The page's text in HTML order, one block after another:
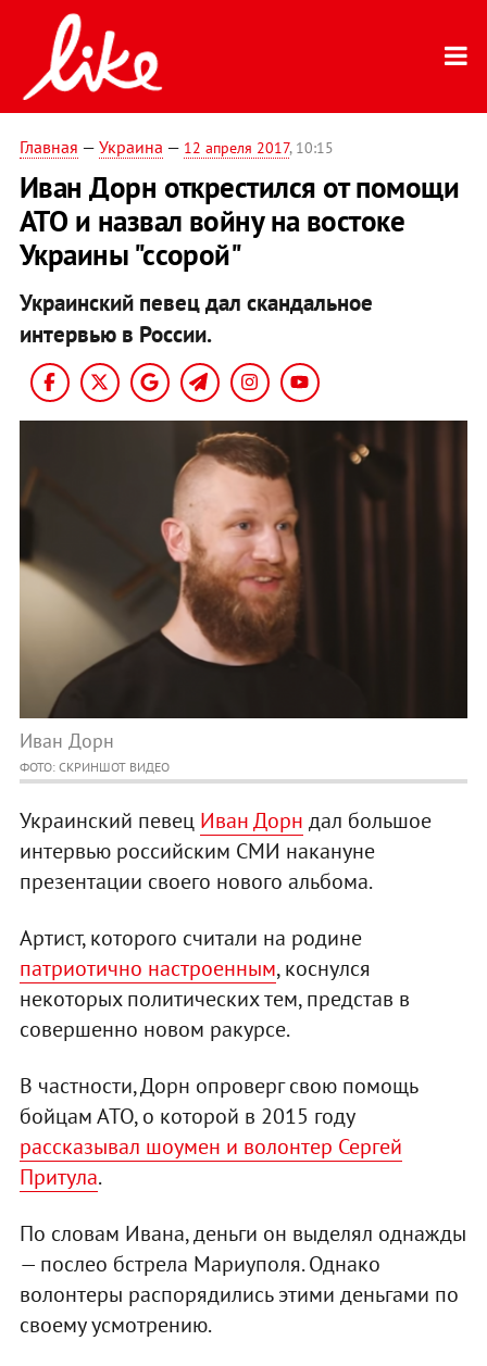
Главная — Украина — 12 апреля 2017, 10:15
Иван Дорн открестился от помощи
АТО и назвал войну на востоке
Украины "ссорой"
Украинский певец дал скандальное
интервью в России.
Иван Дорн
ФОТО: СКРИНШОТ ВИДЕО
Украинский певец Иван Дорн дал большое
интервью российским СМИ накануне
презентации своего нового альбома.
Артист, которого считали на родине
патриотично настроенным, коснулся
некоторых политических тем, представ в
совершенно новом ракурсе.
В частности, Дорн опроверг свою помощь
бойцам АТО, о которой в 2015 году
рассказывал шоумен и волонтер Сергей
Притула.
По словам Ивана, деньги он выделял однажды
— послео бстрела Мариуполя. Однако
волонтеры распорядились этими деньгами по
своему усмотрению.